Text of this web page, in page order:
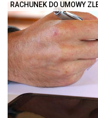
RACHUNEK DO UMOWY